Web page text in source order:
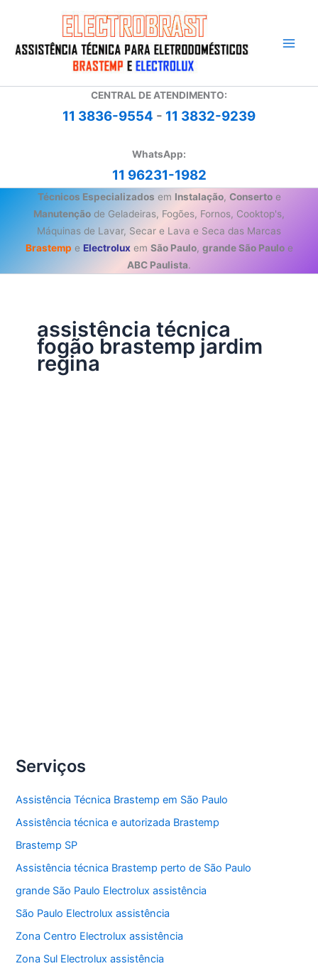
conteúdo
CENTRAL DE ATENDIMENTO:
11 3836-9554 - 11 3832-9239
WhatsApp:
11 96231-1982
Técnicos Especializados em Instalação, Consertoe
Manutenção de Geladeiras, Fogões, Fornos, Cooktop's,
Máquinas de Lavar, Secar e Lava e Seca das Marcas
Brastemp e Electroluxem São Paulo, grande São Pauloe
ABC Paulista.
assistência técnica
fogão brastemp jardim
regina
Serviços
Assistência Técnica Brastemp em São Paulo
Assistência técnica e autorizada Brastemp
Brastemp SP
Assistência técnica Brastemp perto de São Paulo
grande São Paulo Electrolux assistência
São Paulo Electrolux assistência
Zona Centro Electrolux assistência
Zona Sul Electrolux assistência